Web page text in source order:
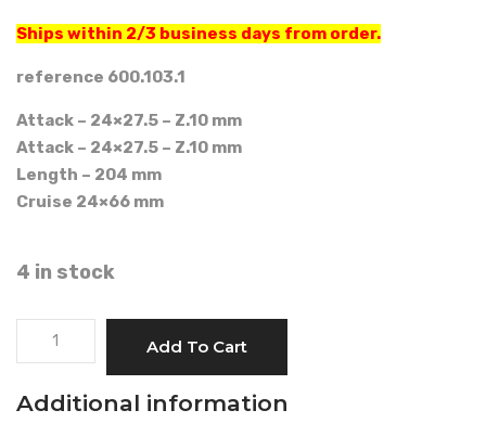
Ships within 2/3 business days from order.
reference 600.103.1
Attack – 24×27.5 – Z.10 mm
Attack – 24×27.5 – Z.10 mm
Length – 204 mm
Cruise 24×66 mm
4 in stock
PASQUALI
-
Add To Cart
Additional information